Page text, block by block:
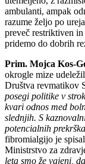
ambulanti, ampak
razume željo po
preveč restriktiven
pridemo do dobrih
Prim. Mojca Kos-
okrogle mize
Društva revmatikov
posegi politike v
kvari odnos med
slednjih. S
potencialnih
fibromialgijo je
Ministrstvo za
leta smo že vajeni,